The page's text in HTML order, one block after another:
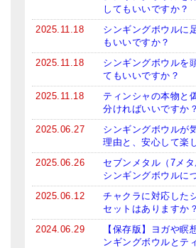
メールお便り登録
LINEお友だち登録
特商法の表記
してもいいですか？
2025.11.18
シンギングボウルに
もいいですか？
2025.11.18
シンギングボウルを
てもいいですか？
2025.11.18
ティンシャの本物と
分ければいいですか？
2025.06.27
シンギングボウルが
理由と、安心して楽
2025.06.26
セブンメタル（7メ
シンギングボウルに
2025.06.12
チャクラに対応した
セットはありますか？
2024.06.29
【保存版】ヨガや瞑
ンギングボウルとテ